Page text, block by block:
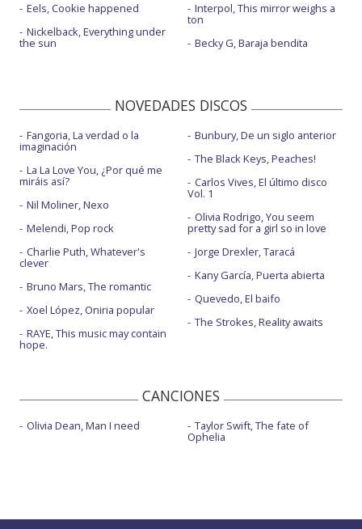
Eels, Cookie happened
Nickelback, Everything under
the sun
Interpol, This mirror weighs a
ton
Becky G, Baraja bendita
NOVEDADES DISCOS
Fangoria, La verdad o la
imaginación
La La Love You, ¿Por qué me
miráis así?
Nil Moliner, Nexo
Melendi, Pop rock
Charlie Puth, Whatever's
clever
Bruno Mars, The romantic
Xoel López, Oniria popular
RAYE, This music may contain
hope.
Bunbury, De un siglo anterior
The Black Keys, Peaches!
Carlos Vives, El último disco
Vol. 1
Olivia Rodrigo, You seem
pretty sad for a girl so in love
Jorge Drexler, Taracá
Kany García, Puerta abierta
Quevedo, El baifo
The Strokes, Reality awaits
CANCIONES
Olivia Dean, Man I need Taylor Swift, The fate of
Ophelia